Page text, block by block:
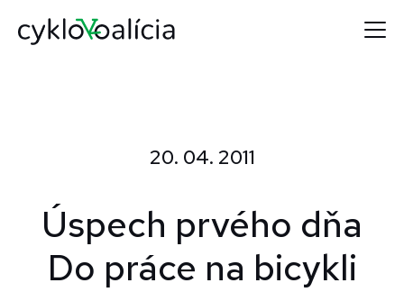
20. 04. 2011
Úspech prvého dňa
Do práce na bicykli